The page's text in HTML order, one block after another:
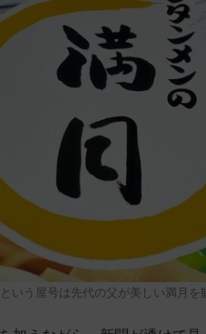
という屋号は先代の父が美しい満月を